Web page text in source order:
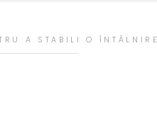
A STABILI O ÎNTÂLNIRE